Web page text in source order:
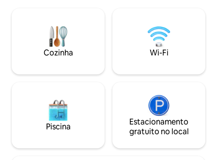
caminhada ou exploração, relaxe na sala
de jogos ou reúna-se ao redor da
aconchegante lareira a gás propano na
ampla área de estar e mande as crianças
sala de estar ✔
lareiras,
Smart TV, Wi-Fi
Restaurante no
Cozinha Wi-Fi
Piscina
Estacionamento
gratuito no local